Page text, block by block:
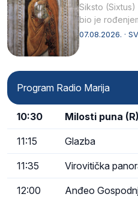
Siksto (Sixtus)
bio je
afričkim…
07.08.2026. ·
Program Radio Marija
10:30 Milosti puna (R)
11:15 Glazba
11:35 Virovitička
12:00 Anđeo